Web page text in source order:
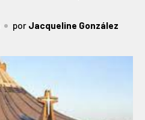
por Jacqueline González